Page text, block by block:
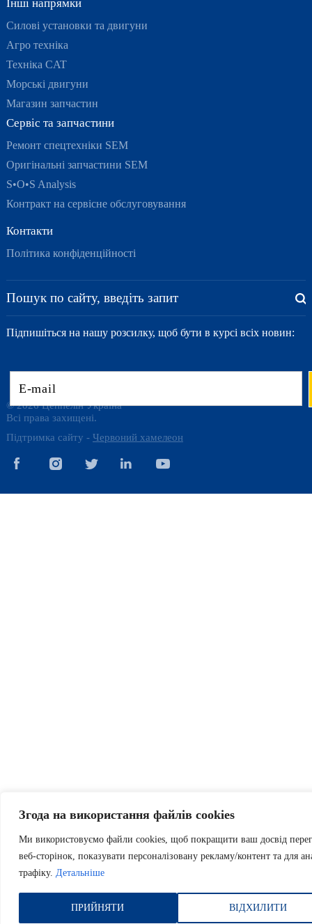
Згода на використання файлів cookies
Ми використовуємо файли cookies, щоб покращити ваш досвід
веб-сторінок, показувати персоналізовану рекламу/контент та для
трафіку. Детальніше
ВІДХИЛИТИ
ПРИЙНЯТИ
Інші напрямки
Силові установки та двигуни
Агро техніка
Техніка CAT
Морські двигуни
Магазин запчастин
Сервіс та запчастини
Ремонт спецтехніки SEM
Оригінальні запчастини SEM
S•O•S Analysis
Контракт на сервісне обслуговування
Контакти
Політика конфіденційності
Підпишіться на нашу розсилку, щоб бути в курсі всіх новин:
© 2026 Цеппелін Україна
Всі права захищені.
Підтримка сайту - Червоний хамелеон